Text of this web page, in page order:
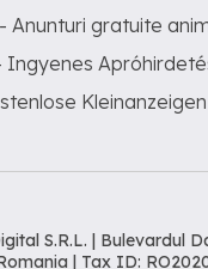
- Anunturi gratuite
Ingyenes
Kleinanzeigen
S.R.L. | Bulevardul
| Tax ID: